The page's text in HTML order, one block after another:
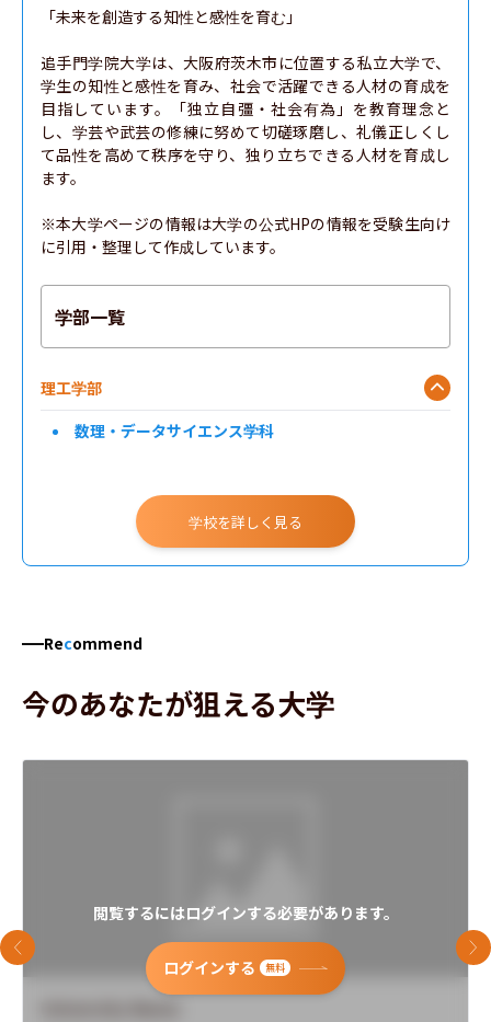
「未来を創造する知性と感性を育む」
追手門学院大学は、大阪府茨木市に位置する私立大学で、
学生の知性と感性を育み、社会で活躍できる人材の育成を
目指しています。「独立自彊・社会有為」を教育理念と
し、学芸や武芸の修練に努めて切磋琢磨し、礼儀正しくし
て品性を高めて秩序を守り、独り立ちできる人材を育成し
ます。
※本大学ページの情報は大学の公式HPの情報を受験生向け
に引用・整理して作成しています。
学部一覧
理工学部
数理・データサイエンス学科
学校を詳しく見る
Recommend
今のあなたが狙える大学
閲覧するにはログインする必要があります。
ログインする 無料
前のスライド 次